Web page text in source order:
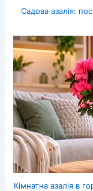
Садова азалія:
Кімнатна азалія в